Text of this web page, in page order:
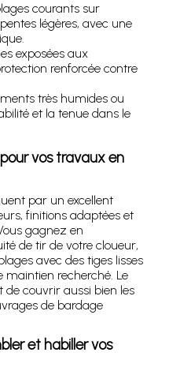
courants sur
légères, avec une
exposées aux
renforcée contre
très humides ou
et la tenue dans le
vos travaux en
par un excellent
finitions adaptées et
gagnez en
de tir de votre cloueur,
avec des tiges lisses
maintien recherché. Le
couvrir aussi bien les
de bardage
et habiller vos